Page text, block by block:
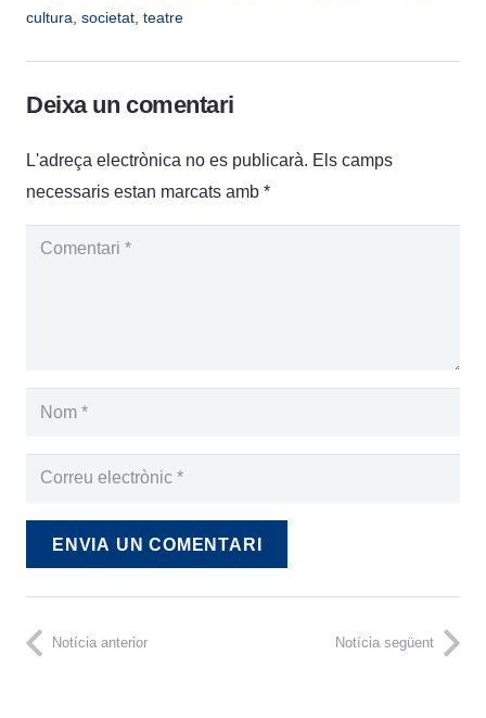
cultura societat teatre
Deixa un comentari
L'adreça electrònica no es publicarà. Els camps
necessaris estan marcats amb *
ENVIA UN COMENTARI
Notícia anterior Notícia següent